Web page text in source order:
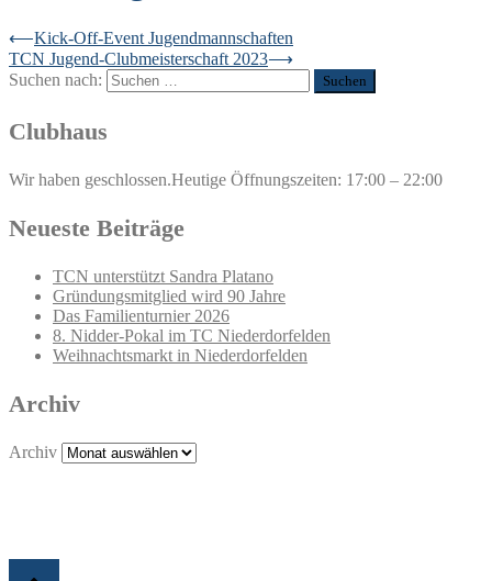
⟵Kick-Off-Event Jugendmannschaften
TCN Jugend-Clubmeisterschaft 2023⟶
Suchen nach:
Clubhaus
Wir haben geschlossen.Heutige Öffnungszeiten: 17:00 – 22:00
Neueste Beiträge
TCN unterstützt Sandra Platano
Gründungsmitglied wird 90 Jahre
Das Familienturnier 2026
8. Nidder-Pokal im TC Niederdorfelden
Weihnachtsmarkt in Niederdorfelden
Archiv
Archiv